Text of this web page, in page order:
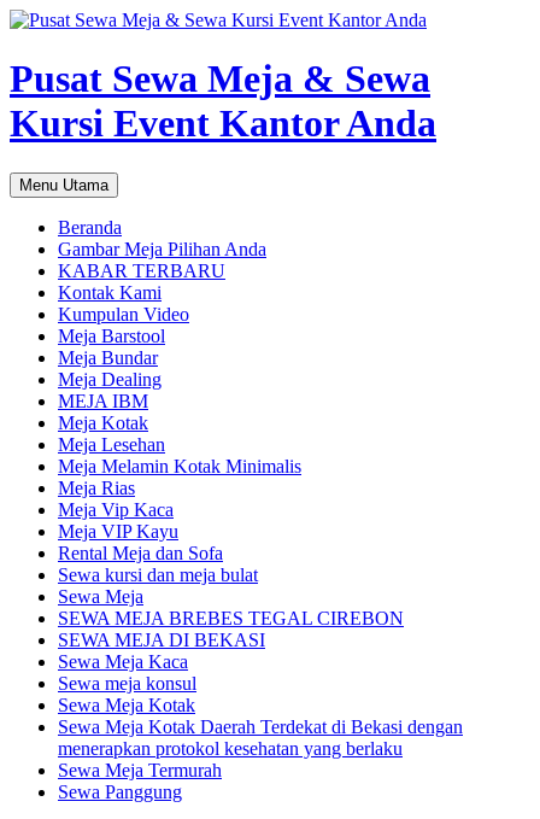
Pusat Sewa Meja & Sewa
Kursi Event Kantor Anda
Cari
Menu Utama Langsung
ke
isi
Beranda
Gambar Meja Pilihan Anda
KABAR TERBARU
Kontak Kami
Kumpulan Video
Meja Barstool
Meja Bundar
Meja Dealing
MEJA IBM
Meja Kotak
Meja Lesehan
Meja Melamin Kotak Minimalis
Meja Rias
Meja Vip Kaca
Meja VIP Kayu
Rental Meja dan Sofa
Sewa kursi dan meja bulat
Sewa Meja
SEWA MEJA BREBES TEGAL CIREBON
SEWA MEJA DI BEKASI
Sewa Meja Kaca
Sewa meja konsul
Sewa Meja Kotak
Sewa Meja Kotak Daerah Terdekat di Bekasi dengan
menerapkan protokol kesehatan yang berlaku
Sewa Meja Termurah
Sewa Panggung